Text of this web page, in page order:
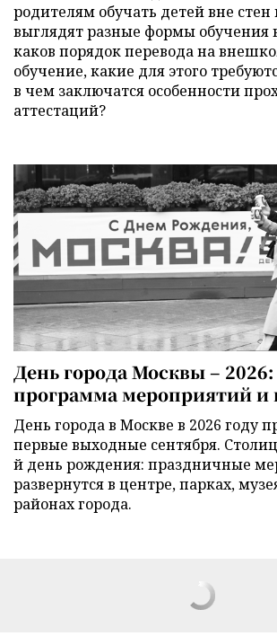
родителям обучать детей вне
выглядят разные формы обучения
каков порядок перевода на
обучение, какие для этого
в чем заключатся особенности
аттестаций?
День города Москвы –
программа мероприятий
День города в Москве в 2026 году
первые выходные сентября.
й день рождения: праздничные
развернутся в центре, парках,
районах города.